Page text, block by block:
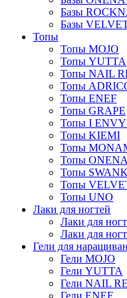
Базы
Базы
Топы
Топы MOJO
Топы YUTTA
Топы NAIL
Топы
Топы ENEF
Топы GRAPE
Топы I
Топы KIEMI
Топы
Топы
Топы
Топы
Топы UNO
Лаки для ногтей
Лаки для
Лаки для
Гели для
Гели MOJO
Гели YUTTA
Гели NAIL
Гели ENEF